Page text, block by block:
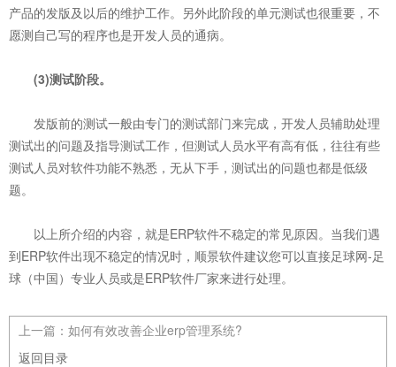
产品的发版及以后的维护工作。另外此阶段的单元测试也很重要，不
愿测自己写的程序也是开发人员的通病。
(3)测试阶段。
发版前的测试一般由专门的测试部门来完成，开发人员辅助处理
测试出的问题及指导测试工作，但测试人员水平有高有低，往往有些
测试人员对软件功能不熟悉，无从下手，测试出的问题也都是低级
题。
以上所介绍的内容，就是ERP软件不稳定的常见原因。当我们遇
到ERP软件出现不稳定的情况时，顺景软件建议您可以直接足球网-足
球（中国）专业人员或是ERP软件厂家来进行处理。
上一篇： 如何有效改善企业erp管理系统?
返回目录